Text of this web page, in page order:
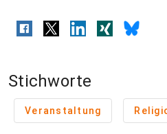
Stichworte
Veranstaltung